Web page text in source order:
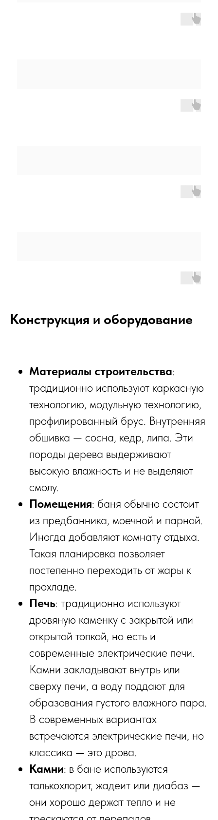
Конструкция и оборудование
Материалы строительства:
традиционно используют каркасную
технологию, модульную технологию,
профилированный брус. Внутренняя
обшивка — сосна, кедр, липа. Эти
породы дерева выдерживают
высокую влажность и не выделяют
смолу.
Помещения: баня обычно состоит
из предбанника, моечной и парной.
Иногда добавляют комнату отдыха.
Такая планировка позволяет
постепенно переходить от жары к
прохладе.
Печь: традиционно используют
дровяную каменку с закрытой или
открытой топкой, но есть и
современные электрические печи.
Камни закладывают внутрь или
сверху печи, а воду поддают для
образования густого влажного пара.
В современных вариантах
встречаются электрические печи, но
классика — это дрова.
Камни: в бане используются
талькохлорит, жадеит или диабаз —
они хорошо держат тепло и не
Часто задаваемые
вопросы
Ознакомьтесь с ответами на вопросы,
которые нам чаще всего задают наши
клиенты. Уверены, среди них вы увидите
ответ и на интересующий вас вопрос